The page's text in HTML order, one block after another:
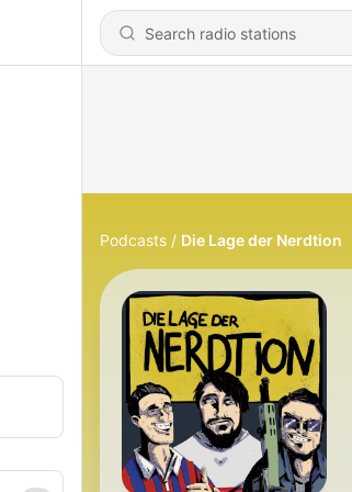
Podcasts Die Lage der Nerdtion